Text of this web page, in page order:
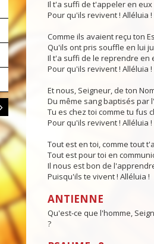
Il t'a suffi de t'appeler en eux
Pour qu'ils revivent ! Alléluia !
Comme ils avaient reçu ton
Qu'ils ont pris souffle en lui
Il t'a suffi de le reprendre en
Pour qu'ils revivent ! Alléluia !
Et nous, Seigneur, de ton
Du même sang baptisés par
Tu es chez toi comme tu fus
Pour qu'ils revivent ! Alléluia !
Tout est en toi, comme tout
Tout est pour toi en
Il nous est bon de
Puisqu'ils te vivent ! Alléluia !
ANTIENNE
Qu'est-ce que l'homme,
?